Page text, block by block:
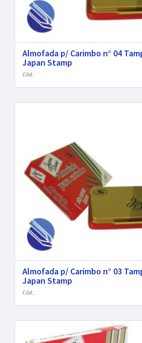
Almofada p/ Carimbo n° 04
Japan Stamp
Cód.:
Almofada p/ Carimbo n° 03
Japan Stamp
Cód.: